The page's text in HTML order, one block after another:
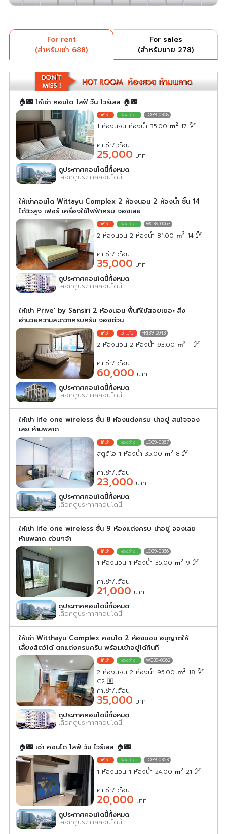
For rent
(สำหรับเช่า 688)
For sales
(สำหรับขาย 278)
🏠🌃 ให้เช่า คอนโด ไลฟ์ วัน ไวร์เลส 🏠🌃
LO39-0368
1 ห้องนอน ห้องน้ำ 35.00 m2 17
ค่าเช่า/เดือน
25,000 บาท
ดูประกาศคอนโดนี้ทั้งหมด
เลือกดูประกาศคอนโดนี้
ให้เช่าคอนโด Wittayu Complex 2 ห้องนอน 2 ห้องน้ำ ชั้น 14
ได้วิวสูง เฟอร์ เครื่องใช้ไฟฟ้าครบ จองเลย
WC39-0063
2 ห้องนอน 2 ห้องน้ำ 81.00 m2 14
ค่าเช่า/เดือน
35,000 บาท
ดูประกาศคอนโดนี้ทั้งหมด
เลือกดูประกาศคอนโดนี้
ให้เช่า Prive’ by Sansiri 2 ห้องนอน พื้นที่ใช้สอยเยอะ สิ่ง
อำนวยความสะดวกครบครัน จองด่วน
PRI39-0043
2 ห้องนอน 2 ห้องน้ำ 93.00 m2 -
ค่าเช่า/เดือน
60,000 บาท
ดูประกาศคอนโดนี้ทั้งหมด
เลือกดูประกาศคอนโดนี้
ให้เช่า life one wireless ชั้น 8 ห้องแต่งครบ น่าอยู่ สนใจจอง
เลย ห้ามพลาด
LO39-0367
สตูดิโอ 1 ห้องน้ำ 35.00 m2 8
ค่าเช่า/เดือน
23,000 บาท
ดูประกาศคอนโดนี้ทั้งหมด
เลือกดูประกาศคอนโดนี้
ให้เช่า life one wireless ชั้น 9 ห้องแต่งครบ น่าอยู่ จองเลย
ห้ามพลาด ด่วนๆจ้า
LO39-0366
1 ห้องนอน 1 ห้องน้ำ 35.00 m2 9
ค่าเช่า/เดือน
21,000 บาท
ดูประกาศคอนโดนี้ทั้งหมด
เลือกดูประกาศคอนโดนี้
ให้เช่า Witthayu Complex คอนโด 2 ห้องนอน อนุญาตให้
เลี้ยงสัตว์ได้ ตกแต่งครบครัน พร้อมเข้าอยู่ได้ทันที
WC39-0062
2 ห้องนอน 2 ห้องน้ำ 95.00 m2 18
C2
ค่าเช่า/เดือน
35,000 บาท
ดูประกาศคอนโดนี้ทั้งหมด
เลือกดูประกาศคอนโดนี้
🏠🌃 เช่า คอนโด ไลฟ์ วัน ไวร์เลส 🏠🌃
LO39-0363
1 ห้องนอน 1 ห้องน้ำ 24.00 m2 21
ค่าเช่า/เดือน
20,000 บาท
ดูประกาศคอนโดนี้ทั้งหมด
เลือกดูประกาศคอนโดนี้